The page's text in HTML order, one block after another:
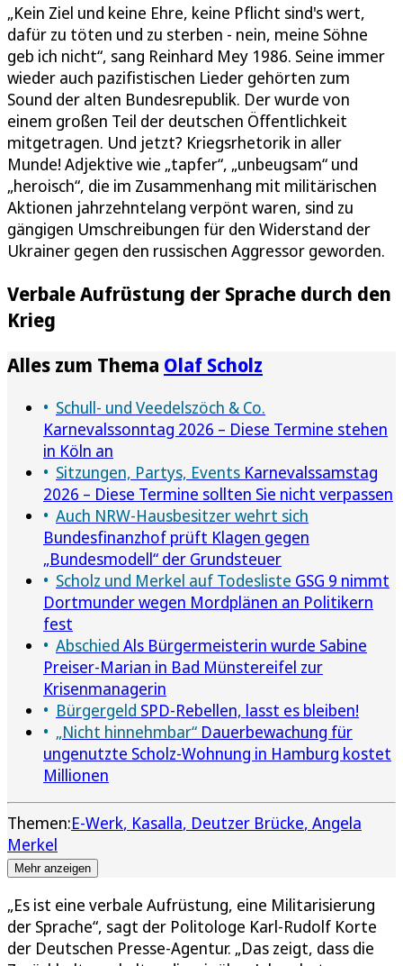
„Kein Ziel und keine Ehre, keine Pflicht sind's wert,
dafür zu töten und zu sterben - nein, meine Söhne
geb ich nicht“, sang Reinhard Mey 1986. Seine immer
wieder auch pazifistischen Lieder gehörten zum
Sound der alten Bundesrepublik. Der wurde von
einem großen Teil der deutschen Öffentlichkeit
mitgetragen. Und jetzt? Kriegsrhetorik in aller
Munde! Adjektive wie „tapfer“, „unbeugsam“ und
„heroisch“, die im Zusammenhang mit militärischen
Aktionen jahrzehntelang verpönt waren, sind zu
gängigen Umschreibungen für den Widerstand der
Ukrainer gegen den russischen Aggressor geworden.
Verbale Aufrüstung der Sprache durch den
Krieg
Alles zum Thema Olaf Scholz
Schull- und Veedelszöch & Co.
Karnevalssonntag 2026 – Diese Termine stehen
in Köln an
Sitzungen, Partys, Events Karnevalssamstag
2026 – Diese Termine sollten Sie nicht verpassen
Auch NRW-Hausbesitzer wehrt sich
Bundesfinanzhof prüft Klagen gegen
„Bundesmodell“ der Grundsteuer
Scholz und Merkel auf Todesliste GSG 9 nimmt
Dortmunder wegen Mordplänen an Politikern
fest
Abschied Als Bürgermeisterin wurde Sabine
Preiser-Marian in Bad Münstereifel zur
Krisenmanagerin
Bürgergeld SPD-Rebellen, lasst es bleiben!
„Nicht hinnehmbar“ Dauerbewachung für
ungenutzte Scholz-Wohnung in Hamburg kostet
Millionen
Themen:E-Werk Kasalla Deutzer Brücke Angela
Merkel
Mehr anzeigen
„Es ist eine verbale Aufrüstung, eine Militarisierung
der Sprache“, sagt der Politologe Karl-Rudolf Korte
der Deutschen Presse-Agentur. „Das zeigt, dass die